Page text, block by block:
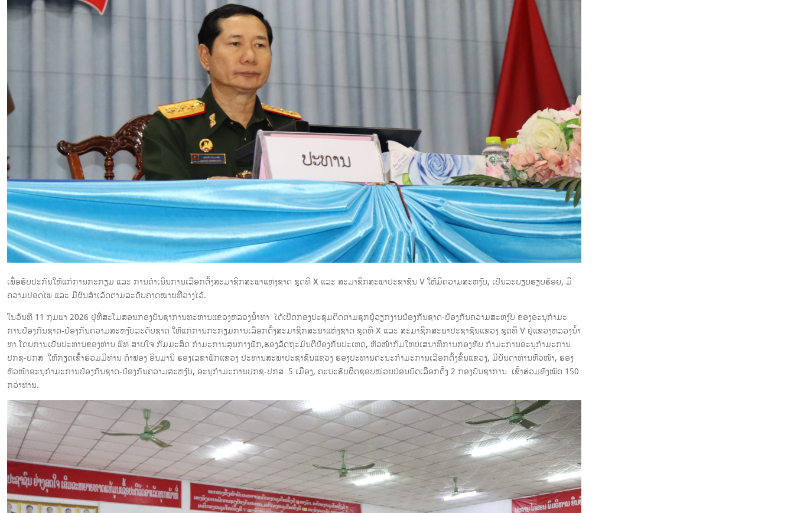
ເພື່ອຮັບປະກັນໃຫ້ແກ່ການກະກຽມ ແລະ ການດໍາເນີນການເລືອກຕັ້ງສະມາຊິກສະພາແຫ່ງຊາດ ຊຸດທີ X ແລະ ສະມາຊິກສະພາປະຊາຊົນ V ໃຫ້ມີຄວາມສະຫງົບ, ເປັນລະບຽບຮຽບຮ້ອຍ, ມີ
ຄວາມປອດໄພ ແລະ ມີຜົນສໍາເລັດຕາມລະດັບຄາດໝາຍທີ່ວາງໄວ້.
ໃນວັນທີ 11 ກຸມພາ 2026 ຢູ່ທີ່ສະໂມສອນກອງບັນຊາການທະຫານແຂວງຫລວງນ້ໍາທາ ໄດ້ເປີດກອງປະຊຸມຕິດຕາມຊຸກຍູ້ວຽກງານປ້ອງກັນຊາດ-ປ້ອງກັນຄວາມສະຫງົບ ຂອງອະນຸກໍາມະ
ການປ້ອງກັນຊາດ-ປ້ອງກັນຄວາມສະຫງົບລະດັບຊາດ ໃຫ້ແກ່ການກະກຽມການເລືອກຕັ້ງສະມາຊິກສະພາແຫ່ງຊາດ ຊຸດທີ X ແລະ ສະມາຊິກສະພາປະຊາຊົນແຂວງ ຊຸດທີ V ຢູ່ແຂວງຫລວງນ້ຳ
ທາ ໂດຍການເປັນປະທານຂອງທ່ານ ພົທ ສາຍໃຈ ກົມມະສິດ ກຳມະການສູນກາງພັກ,ຮອງລັດຖະມົນຕີປ້ອງກັນປະເທດ, ຫົວໜ້າກົມໃຫຍ່ເສນາທິການກອງທັບ ກຳມະການອະນຸກຳມະການ
ປກຊ-ປກສ ໃຫ້ກຽດເຂົ້າຮ່ວມມີທ່ານ ຄຳຟອງ ອິນມານີ ຮອງເລຂາພັກແຂວງ ປະທານສະພາປະຊາຊົນແຂວງ ຮອງປະທານຄະນະກຳມະການເລືອກຕັ້ງຂັ້ນແຂວງ, ມີບັນດາທ່ານຫົວໜ້າ, ຮອງ
ຫົວໜ້າອະນຸກໍາມະການປ້ອງກັນຊາດ-ປ້ອງກັນຄວາມສະຫງົບ, ອະນຸກຳມະການປກຊ-ປກສ 5 ເມືອງ, ຄະນະຮັບຜິດຊອບໜ່ວຍປ່ອນບັດເລືອກຕັ້ງ 2 ກອງບັນຊາການ ເຂົ້າຮ່ວມທັງໝົດ 150
ກວ່າທ່ານ.